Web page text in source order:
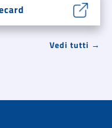
Vedi tutti →